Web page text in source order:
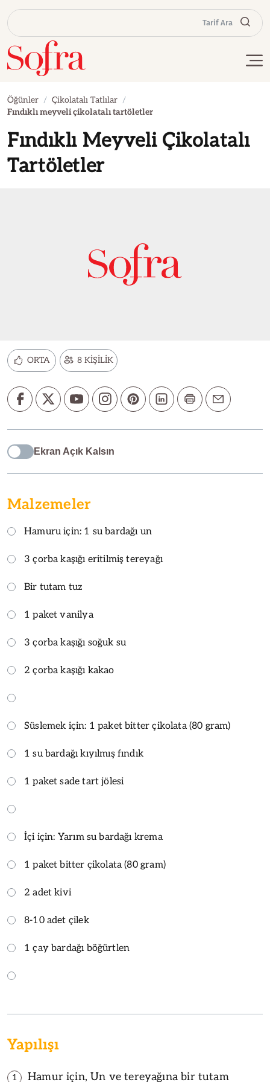
Tarif Ara
Öğünler
Çikolatalı Tatlılar
Fındıklı meyveli çikolatalı tartöletler
Fındıklı Meyveli Çikolatalı
Tartöletler
ORTA 8 KİŞİLİK
Ekran Açık Kalsın
Malzemeler
Hamuru için: 1 su bardağı un
3 çorba kaşığı eritilmiş tereyağı
Bir tutam tuz
1 paket vanilya
3 çorba kaşığı soğuk su
2 çorba kaşığı kakao
Süslemek için: 1 paket bitter çikolata (80 gram)
1 su bardağı kıyılmış fındık
1 paket sade tart jölesi
İçi için: Yarım su bardağı krema
1 paket bitter çikolata (80 gram)
2 adet kivi
8-10 adet çilek
1 çay bardağı böğürtlen
Yapılışı
1 Hamur için, Un ve tereyağına bir tutam